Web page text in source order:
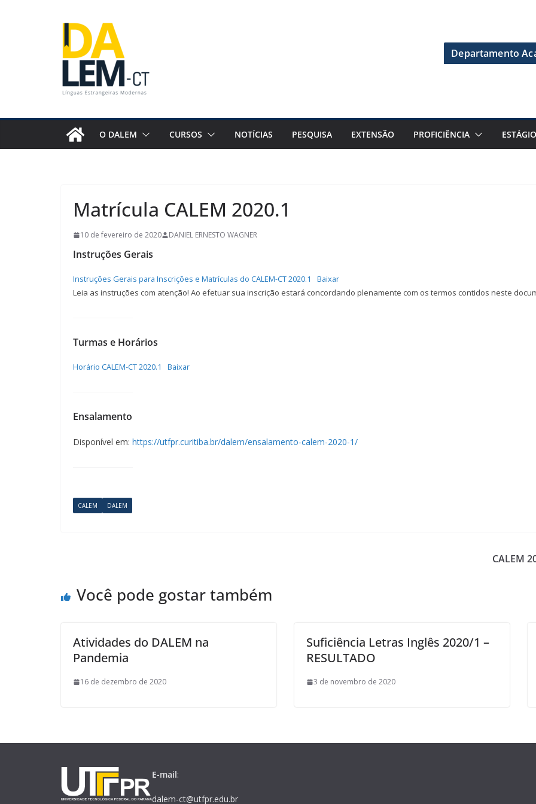
Departamento
O DALEM CURSOS NOTÍCIAS PESQUISA EXTENSÃO PROFICIÊNCIA
Matrícula CALEM 2020.1
10 de fevereiro de 2020 DANIEL ERNESTO WAGNER
Instruções Gerais
Instruções Gerais para Inscrições e Matrículas do CALEM-CT 2020.1
Baixar
Leia as instruções com atenção! Ao efetuar sua inscrição estará concordando plenamente com os termos contidos neste
Turmas e Horários
Horário CALEM-CT 2020.1 Baixar
Ensalamento
Disponível em: https://utfpr.curitiba.br/dalem/ensalamento-calem-2020-1/
CALEM DALEM
CALEM
Você pode gostar também
Atividades do DALEM na
Pandemia
16 de dezembro de 2020
Suficiência Letras Inglês 2020/1 –
RESULTADO
3 de novembro de 2020
E-mail:
dalem-ct@utfpr.edu.br